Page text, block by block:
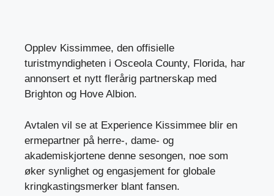
Opplev Kissimmee, den offisielle
turistmyndigheten i Osceola County, Florida, har
annonsert et nytt flerårig partnerskap med
Brighton og Hove Albion.
Avtalen vil se at Experience Kissimmee blir en
ermepartner på herre-, dame- og
akademiskjortene denne sesongen, noe som
øker synlighet og engasjement for globale
kringkastingsmerker blant fansen.